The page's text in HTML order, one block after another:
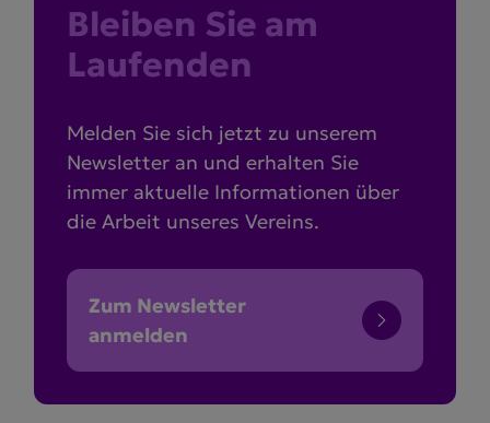
Bleiben Sie am
Laufenden
Melden Sie sich jetzt zu unserem
Newsletter an und erhalten Sie
immer aktuelle Informationen über
die Arbeit unseres Vereins.
Zum Newsletter
anmelden